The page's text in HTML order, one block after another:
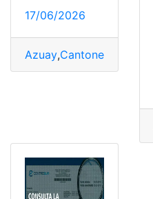
17/06/2026
Azuay,Cantones